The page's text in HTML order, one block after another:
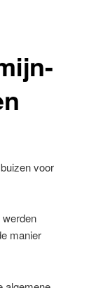
voor
manier